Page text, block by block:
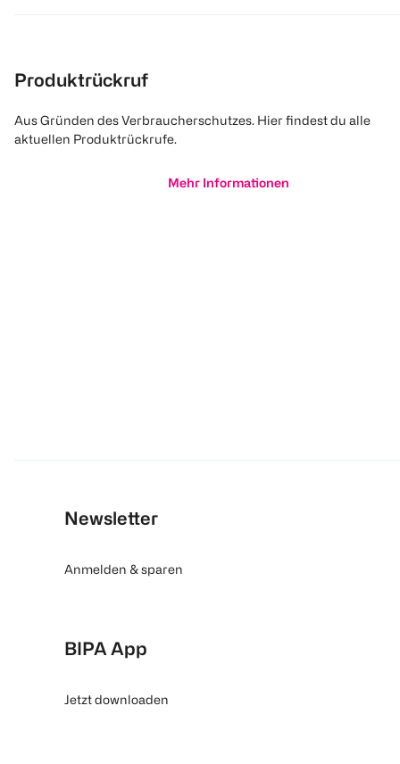
Produktrückruf
Aus Gründen des Verbraucherschutzes. Hier findest du alle
aktuellen Produktrückrufe.
Mehr Informationen
Newsletter
Anmelden & sparen
BIPA App
Jetzt downloaden